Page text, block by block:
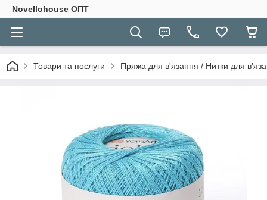
Novellohouse ОПТ
Товари та послуги Пряжа для в'язання / Нитки для